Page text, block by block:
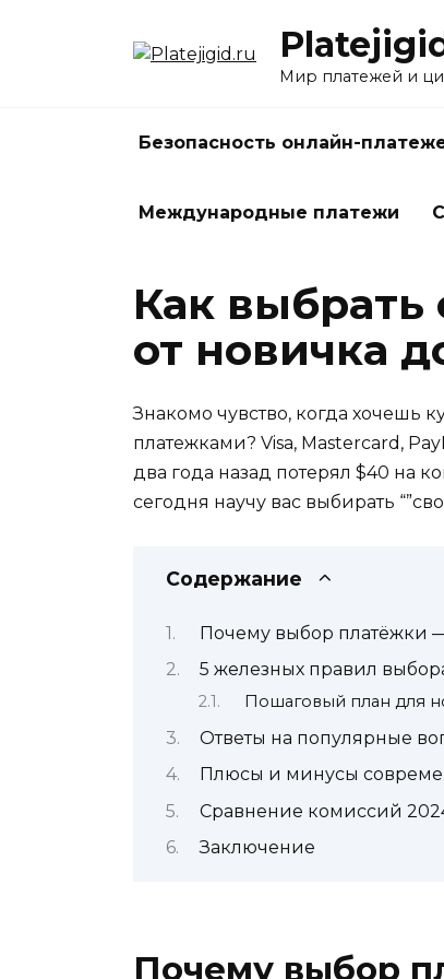
Мир платежей и
Безопасность онлайн-
Международные платежи
Как
от новичка
Знакомо чувство, когда хочешь
платежками? Visa, Mastercard,
два года назад потерял $40 на
сегодня научу вас выбирать
Содержание
Почему выбор платёжки
5 железных правил
Пошаговый план для
Ответы на популярные
Плюсы и минусы
Сравнение комиссий
Заключение
Почему выбор